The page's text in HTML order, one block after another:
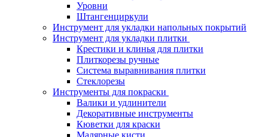
Уровни
Штангенциркули
Инструмент для укладки напольных покрытий
Инструмент для укладки плитки
Крестики и клинья для плитки
Плиткорезы ручные
Система выравнивания плитки
Стеклорезы
Инструменты для покраски
Валики и удлинители
Декоративные инструменты
Кюветки для краски
Малярные кисти